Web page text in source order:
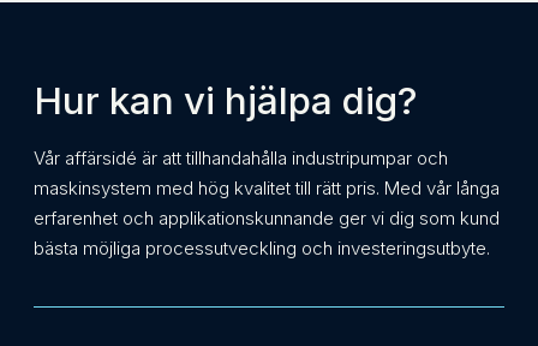
Hur kan vi hjälpa dig?
Vår affärsidé är att tillhandahålla industripumpar och
maskinsystem med hög kvalitet till rätt pris. Med vår långa
erfarenhet och applikationskunnande ger vi dig som kund
bästa möjliga processutveckling och investeringsutbyte.